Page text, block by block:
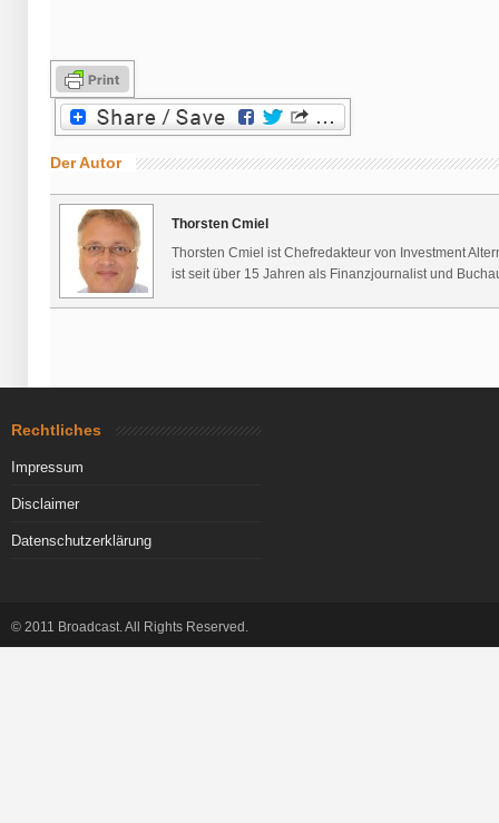
Der Autor
Thorsten Cmiel
Thorsten Cmiel ist Chefredakteur von Investment
ist seit über 15 Jahren als Finanzjournalist und
Rechtliches
Impressum
Disclaimer
Datenschutzerklärung
© 2011 Broadcast. All Rights Reserved.